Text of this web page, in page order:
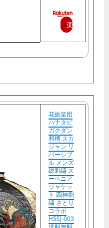
楽
天
で
花旅楽団
ハナタビ
ガクダン
和柄 スカ
ジャン リ
バーシブ
ル メンズ
総刺繍 ス
ーベニア
ジャケッ
ト 四神刺
繍 さとり
コラボ
HSSJ-003